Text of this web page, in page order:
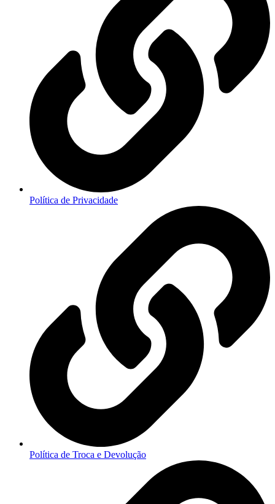
Política de Privacidade
Política de Troca e Devolução